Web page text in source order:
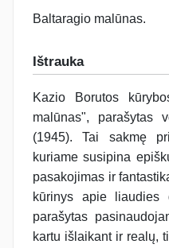
Baltaragio malūnas.
Ištrauka
Kazio Borutos
malūnas", parašytas
(1945). Tai sakmę
kuriame susipina
pasakojimas ir
kūrinys apie liaudies
parašytas
kartu išlaikant ir realų,